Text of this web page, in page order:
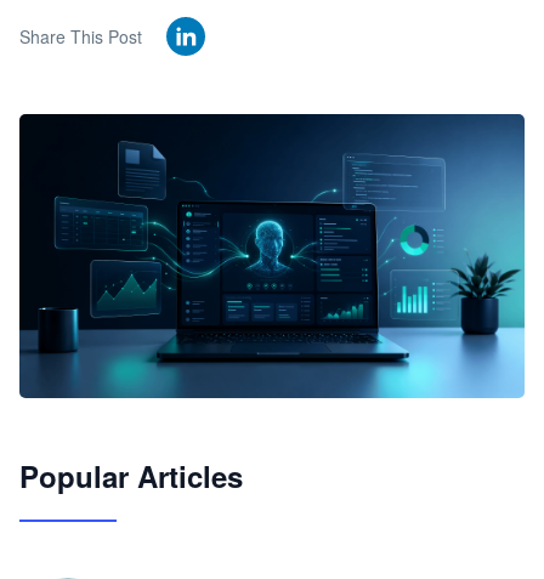
Share This Post
JimoClaw 桌面 AI Agent 工作台
Popular Articles